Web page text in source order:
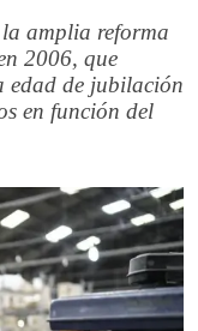
la amplia reforma
2006, que
edad de jubilación
en función del